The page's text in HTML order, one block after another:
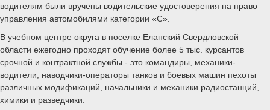
водителям были вручены водительские удостоверения на право
управления автомобилями категории «С».
В учебном центре округа в поселке Еланский Свердловской
области ежегодно проходят обучение более 5 тыс. курсантов
срочной и контрактной службы - это командиры, механики-
водители, наводчики-операторы танков и боевых машин пехоты
различных модификаций, начальники и механики радиостанций,
химики и разведчики.